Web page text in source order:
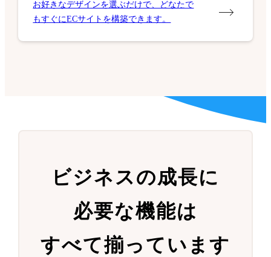
お好きなデザインを選ぶだけで、どなたで
もすぐにECサイトを構築できます。
ビジネスの成長に
必要な機能は
すべて揃っています